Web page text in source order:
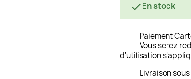
En stock
Paiement
Vous serez
d'utilisation
Livraison